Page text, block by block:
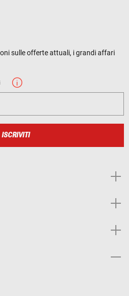
sulle offerte attuali, i grandi affari
ISCRIVITI